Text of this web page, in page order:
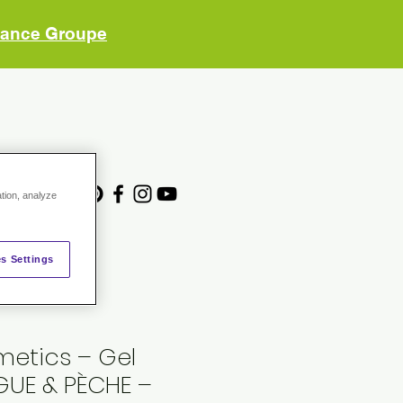
Groupe
– Gel
& PÈCHE –
analyze
Settings